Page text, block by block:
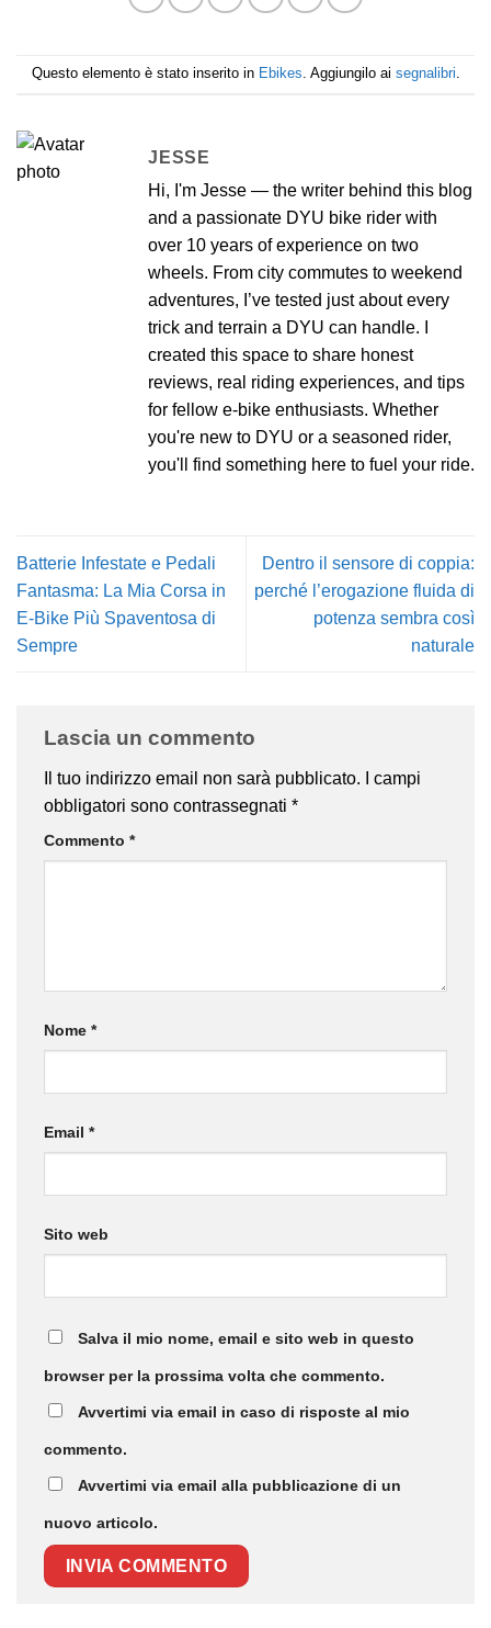
Questo elemento è stato inserito in Ebikes . Aggiungilo ai segnalibri
JESSE
Hi, I'm Jesse — the writer behind this blog
and a passionate DYU bike rider with
over 10 years of experience on two
wheels. From city commutes to weekend
adventures, I’ve tested just about every
trick and terrain a DYU can handle. I
created this space to share honest
reviews, real riding experiences, and tips
for fellow e-bike enthusiasts. Whether
you're new to DYU or a seasoned rider,
you'll find something here to fuel your ride.
Batterie Infestate e Pedali
Fantasma: La Mia Corsa in
E-Bike Più Spaventosa di
Sempre
Dentro il sensore di coppia:
perché l’erogazione fluida di
potenza sembra così
naturale
Lascia un commento
Il tuo indirizzo email non sarà pubblicato.
I campi
obbligatori sono contrassegnati *
Commento *
Nome *
Email *
Sito web
Salva il mio nome, email e sito web in questo
browser per la prossima volta che commento.
Avvertimi via email in caso di risposte al mio
commento.
Avvertimi via email alla pubblicazione di un
nuovo articolo.